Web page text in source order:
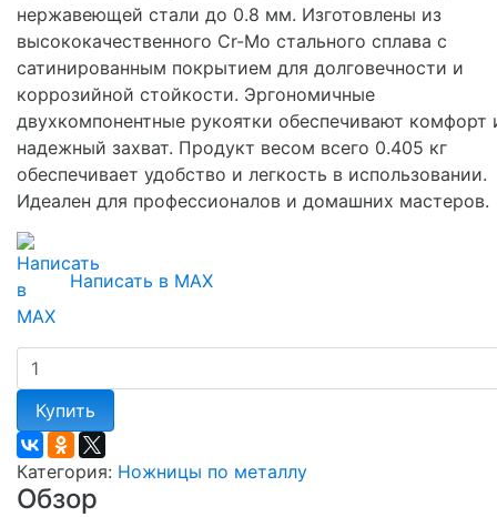
нержавеющей стали до 0.8 мм. Изготовлены из
высококачественного Cr-Mo стального сплава с
сатинированным покрытием для долговечности и
коррозийной стойкости. Эргономичные
двухкомпонентные рукоятки обеспечивают комфорт
надежный захват. Продукт весом всего 0.405 кг
обеспечивает удобство и легкость в использовании.
Идеален для профессионалов и домашних мастеров.
Написать в MAX
Купить
Категория: Ножницы по металлу
Обзор